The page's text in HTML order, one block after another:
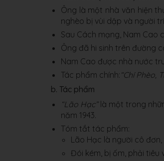
Ông là một nhà văn hiện
nghèo bị vùi dập và người
Sau Cách mạng, Nam Cao
Ông đã hi sinh trên đường
Nam Cao được nhà nước
Tác phẩm chính: “Chí Phèo,
b. Tác phẩm
“Lão Hạc”là một trong
năm 1943.
Tóm tắt tác phẩm:
Lão Hạc là người cô
Đói kém, bị ốm, phải